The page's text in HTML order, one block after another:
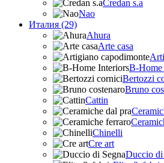
Credan s.a
Nao
Италия (29)
Ahura
Arte casa
B-Home
Bertozzi
Bruno
Cattin
Chinelli
Cre art
Duccio di